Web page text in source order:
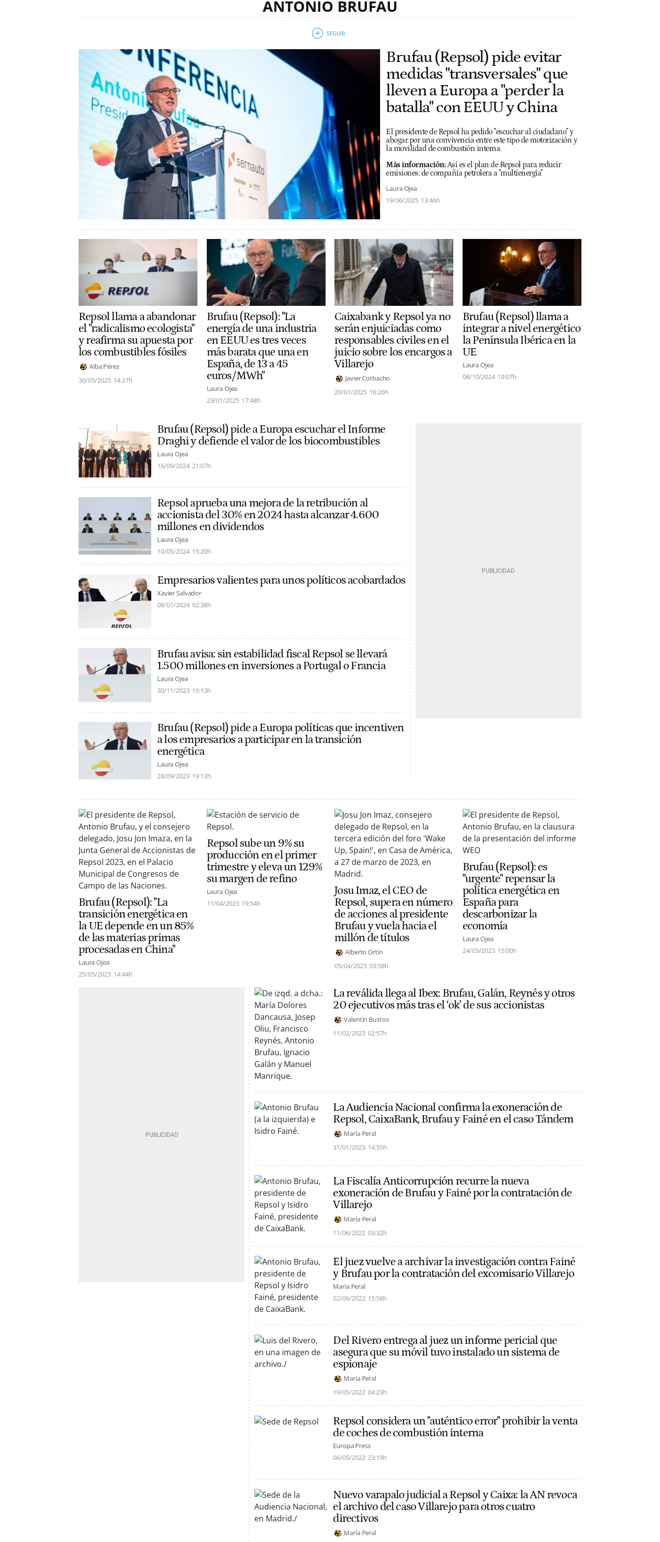
ANTONIO BRUFAU
Brufau (Repsol) pide evitar
medidas "transversales" que
lleven a Europa a "perder la
batalla" con EEUU y China
El presidente de Repsol ha pedido "escuchar al ciudadano" y
abogar por una convivencia entre este tipo de motorización y
la movilidad de combustión interna.
Más información: Así es el plan de Repsol para reducir
emisiones: de compañía petrolera a "multienergía"
Laura Ojea
19/06/2025 13:46h
Repsol llama a abandonar
el "radicalismo ecologista"
y reafirma su apuesta por
los combustibles fósiles
Alba Pérez
30/05/2025 14:27h
Brufau (Repsol): "La
energía de una industria
en EEUU es tres veces
más barata que una en
España, de 13 a 45
euros/MWh"
Laura Ojea
23/01/2025 17:48h
Caixabank y Repsol ya no
serán enjuiciadas como
responsables civiles en el
juicio sobre los encargos a
Villarejo
Javier Corbacho
20/01/2025 16:26h
Brufau (Repsol) llama a
integrar a nivel energético
la Península Ibérica en la
UE
Laura Ojea
08/10/2024 19:07h
Brufau (Repsol) pide a Europa escuchar el Informe
Draghi y defiende el valor de los biocombustibles
Laura Ojea
16/09/2024 21:07h
Repsol aprueba una mejora de la retribución al
accionista del 30% en 2024 hasta alcanzar 4.600
millones en dividendos
Laura Ojea
10/05/2024 15:20h
Empresarios valientes para unos políticos acobardados
Xavier Salvador
08/01/2024 02:38h
Brufau avisa: sin estabilidad fiscal Repsol se llevará
1.500 millones en inversiones a Portugal o Francia
Laura Ojea
30/11/2023 19:13h
Brufau (Repsol) pide a Europa políticas que incentiven
a los empresarios a participar en la transición
energética
Laura Ojea
28/09/2023 19:13h
Brufau (Repsol): "La
transición energética en
la UE depende en un 85%
de las materias primas
procesadas en China"
Laura Ojea
25/05/2023 14:44h
Repsol sube un 9% su
producción en el primer
trimestre y eleva un 129%
su margen de refino
Laura Ojea
11/04/2023 19:54h
Josu Imaz, el CEO de
Repsol, supera en número
de acciones al presidente
Brufau y vuela hacia el
millón de títulos
Alberto Ortín
05/04/2023 03:58h
Brufau (Repsol): es
"urgente" repensar la
política energética en
España para
descarbonizar la
economía
Laura Ojea
24/03/2023 15:00h
La reválida llega al Ibex: Brufau, Galán, Reynés y otros
20 ejecutivos más tras el ‘ok’ de sus accionistas
Valentín Bustos
11/02/2023 02:57h
La Audiencia Nacional confirma la exoneración de
Repsol, CaixaBank, Brufau y Fainé en el caso Tándem
María Peral
31/01/2023 14:55h
La Fiscalía Anticorrupción recurre la nueva
exoneración de Brufau y Fainé por la contratación de
Villarejo
María Peral
11/06/2022 03:32h
El juez vuelve a archivar la investigación contra Fainé
y Brufau por la contratación del excomisario Villarejo
María Peral
02/06/2022 15:58h
Del Rivero entrega al juez un informe pericial que
asegura que su móvil tuvo instalado un sistema de
espionaje
María Peral
19/05/2022 04:23h
Repsol considera un "auténtico error" prohibir la venta
de coches de combustión interna
Europa Press
06/05/2022 23:19h
Nuevo varapalo judicial a Repsol y Caixa: la AN revoca
el archivo del caso Villarejo para otros cuatro
directivos
María Peral